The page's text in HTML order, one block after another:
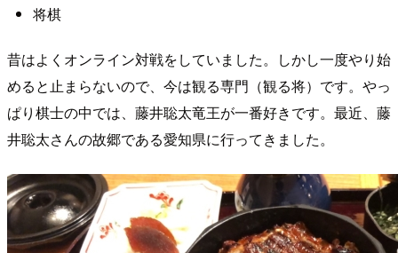
将棋
昔はよくオンライン対戦をしていました。しかし一度やり始
めると止まらないので、今は観る専門（観る将）です。やっ
ぱり棋士の中では、藤井聡太竜王が一番好きです。最近、藤
井聡太さんの故郷である愛知県に行ってきました。